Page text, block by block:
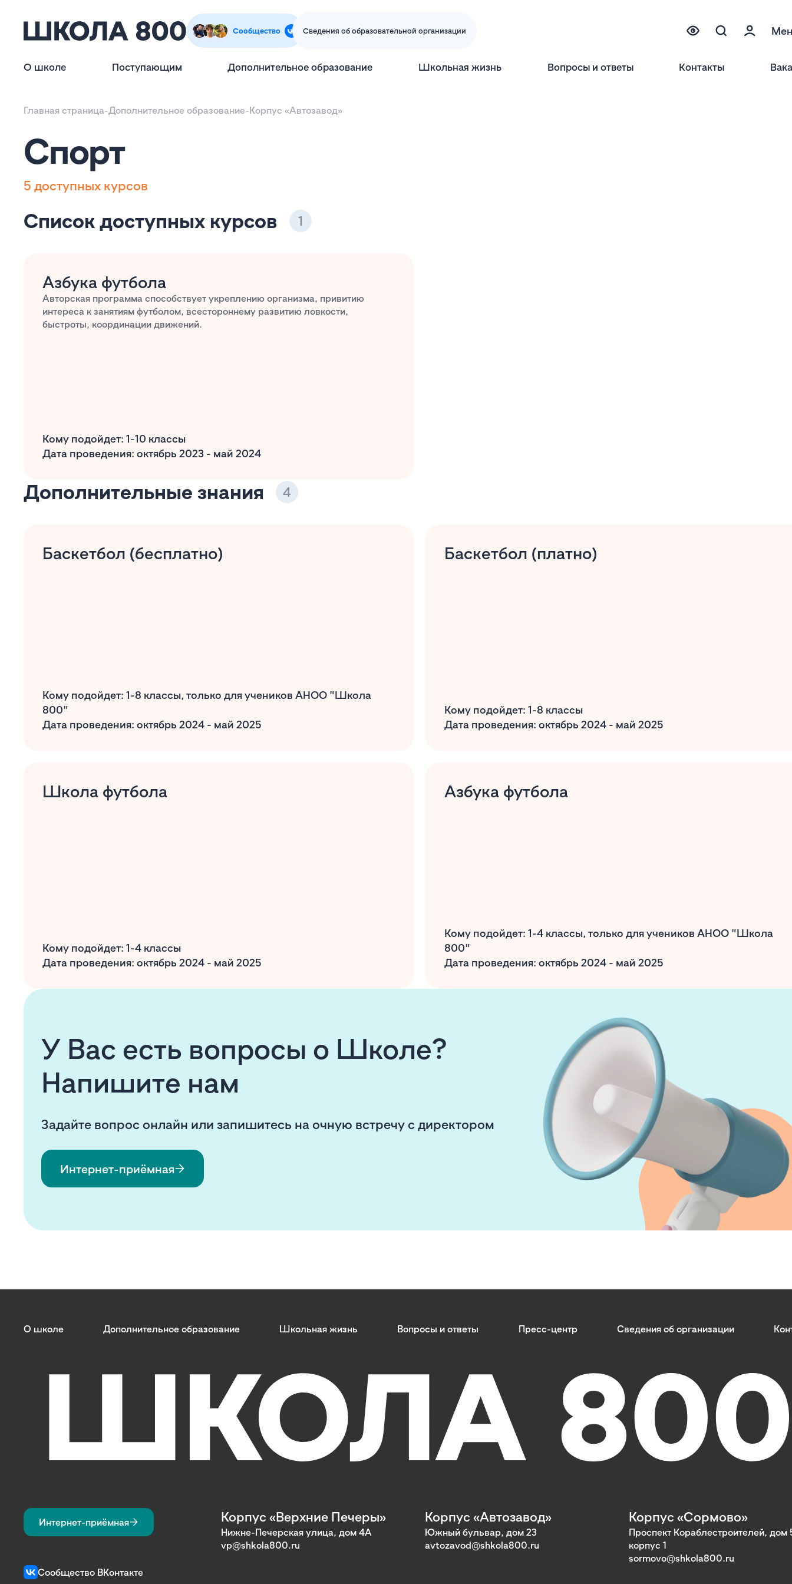
Сообщество Сведения об образовательной организации
О школе Поступающим Дополнительное образование Школьная жизнь Вопросы и ответы Контакты
Главная страница-Дополнительное образование-Корпус «Автозавод»
Спорт
5 доступных курсов
Список доступных курсов 1
Азбука футбола
Авторская программа способствует укреплению организма, привитию
интереса к занятиям футболом, всестороннему развитию ловкости,
быстроты, координации движений.
Кому подойдет: 1-10 классы
Дата проведения: октябрь 2023 - май 2024
Дополнительные знания 4
Баскетбол (бесплатно)
Кому подойдет: 1-8 классы, только для учеников АНОО "Школа
800"
Дата проведения: октябрь 2024 - май 2025
Баскетбол (платно)
Кому подойдет: 1-8 классы
Дата проведения: октябрь 2024 - май 2025
Школа футбола
Кому подойдет: 1-4 классы
Дата проведения: октябрь 2024 - май 2025
Азбука футбола
Кому подойдет: 1-4 классы, только для учеников АНОО "Школа
800"
Дата проведения: октябрь 2024 - май 2025
У Вас есть вопросы о Школе?
Напишите нам
Задайте вопрос онлайн или запишитесь на очную встречу с директором
Интернет-приёмная
О школе Дополнительное образование Школьная жизнь Вопросы и ответы Пресс-центр Сведения об организации
Интернет-приёмная Корпус «Верхние Печеры»
Нижне-Печерская улица, дом 4А
vp@shkola800.ru
Корпус «Автозавод»
Южный бульвар, дом 23
avtozavod@shkola800.ru
Корпус «Сормово»
Проспект Кораблестроителей, дом
корпус 1
sormovo@shkola800.ru
Сообщество ВКонтакте